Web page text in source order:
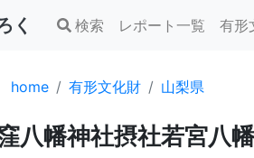
く 検索 レポート一覧 有形
home 有形文化財 山梨県
八幡神社摂社若宮八